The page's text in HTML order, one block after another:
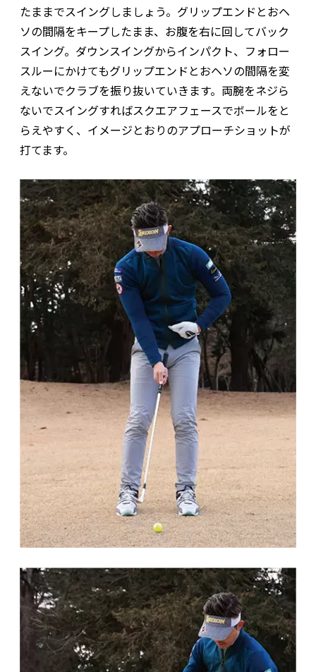
たままでスイングしましょう。グリップエンドとおヘ
ソの間隔をキープしたまま、お腹を右に回してバック
スイング。ダウンスイングからインパクト、フォロー
スルーにかけてもグリップエンドとおヘソの間隔を変
えないでクラブを振り抜いていきます。両腕をネジら
ないでスイングすればスクエアフェースでボールをと
らえやすく、イメージとおりのアプローチショットが
打てます。